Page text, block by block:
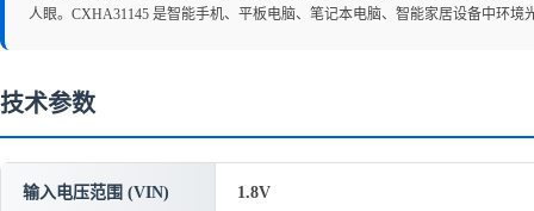
人眼。CXHA31145 是智能手机、平板电脑、笔记本电脑、智能家居设备中环境
技术参数
输入电压范围 (VIN) 1.8V